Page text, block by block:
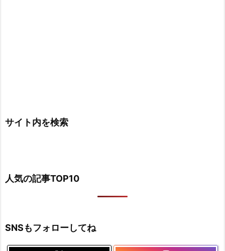
サイト内を検索
人気の記事TOP10
SNSもフォローしてね